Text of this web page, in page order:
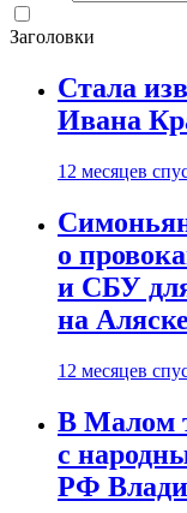
Заголовки
Стала
Ивана
12 месяцев
о
и СБУ
на Аляске
12 месяцев
В Малом
с
РФ